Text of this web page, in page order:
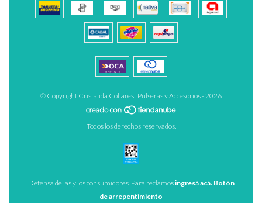
© Copyright Cristálida Collares , Pulseras y Accesorios - 2026
Todos los derechos reservados.
Defensa de las y los consumidores. Para reclamosingresá acá. Botón
de arrepentimiento